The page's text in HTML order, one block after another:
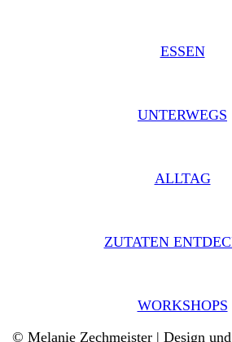
ESSEN
UNTERWEGS
ALLTAG
ZUTATEN
WORKSHOPS
© Melanie Zechmeister | Design